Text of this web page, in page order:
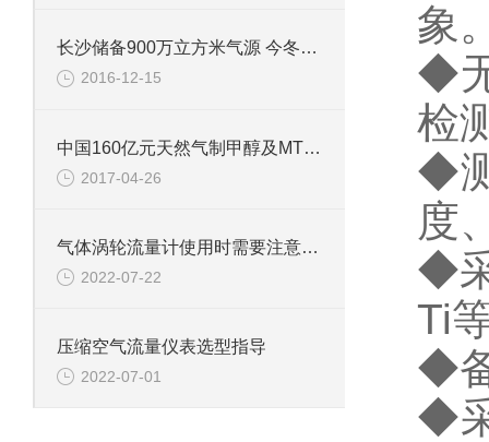
长沙储备900万立方米气源 今冬不惧“气荒”
2016-12-15
中国160亿元天然气制甲醇及MTO项目落户阿曼
2017-04-26
气体涡轮流量计使用时需要注意哪些
2022-07-22
压缩空气流量仪表选型指导
2022-07-01
象
◆
检
◆
度
◆
Ti
◆
◆